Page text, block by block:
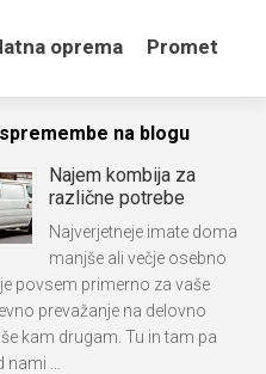
oprema Promet
na blogu
Najem kombija za
različne potrebe
Najverjetneje imate doma
manjše ali večje osebno
povsem primerno za vaše
prevažanje na delovno
kam drugam. Tu in tam pa
nami …